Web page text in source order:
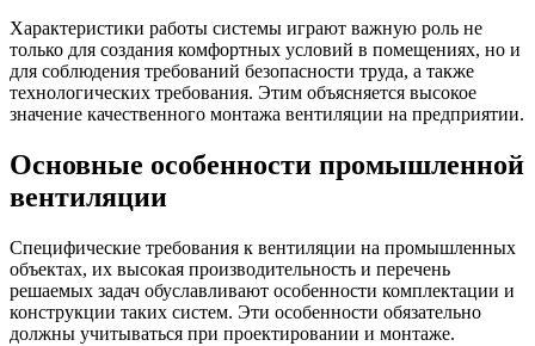
Характеристики работы системы играют важную роль не
только для создания комфортных условий в помещениях, но и
для соблюдения требований безопасности труда, а также
технологических требования. Этим объясняется высокое
значение качественного монтажа вентиляции на предприятии.
Основные особенности промышленной
вентиляции
Специфические требования к вентиляции на промышленных
объектах, их высокая производительность и перечень
решаемых задач обуславливают особенности комплектации и
конструкции таких систем. Эти особенности обязательно
должны учитываться при проектировании и монтаже.